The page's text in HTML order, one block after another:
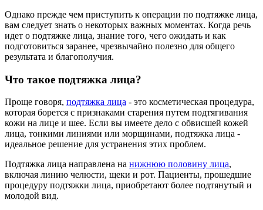
Однако прежде чем приступить к операции по подтяжке лица,
вам следует знать о некоторых важных моментах. Когда речь
идет о подтяжке лица, знание того, чего ожидать и как
подготовиться заранее, чрезвычайно полезно для общего
результата и благополучия.
Что такое подтяжка лица?
Проще говоря, подтяжка лица - это косметическая процедура,
которая борется с признаками старения путем подтягивания
кожи на лице и шее. Если вы имеете дело с обвисшей кожей
лица, тонкими линиями или морщинами, подтяжка лица -
идеальное решение для устранения этих проблем.
Подтяжка лица направлена на нижнюю половину лица,
включая линию челюсти, щеки и рот. Пациенты, прошедшие
процедуру подтяжки лица, приобретают более подтянутый и
молодой вид.